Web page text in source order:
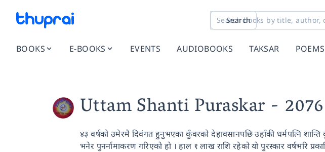
Search
BOOKS E-BOOKS EVENTS AUDIOBOOKS TAKSAR POEMS
Uttam Shanti Puraskar - 2076
४३ वर्षको उमेरमै दिवंगत हुनुभएका कुँवरको देहावसानपछि उहाँकी धर्मपत्नि शान्ति
भनेर पुनर्नामाकरण गरिएको हो । हाल १ लाख राशि रहेको यो पुरस्कार वर्षभरि